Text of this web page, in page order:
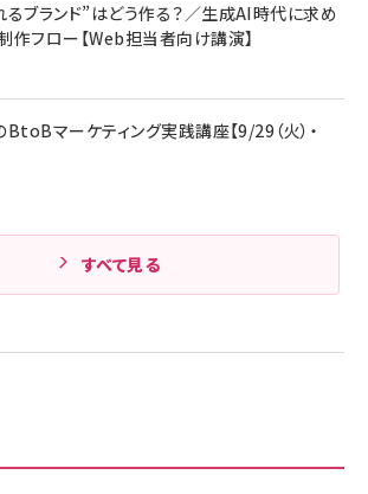
ブランド”はどう作る？／生成AI時代に求め
作フロー【Web担当者向け講演】
マーケティング実践講座【9/29（火）・
すべて見る